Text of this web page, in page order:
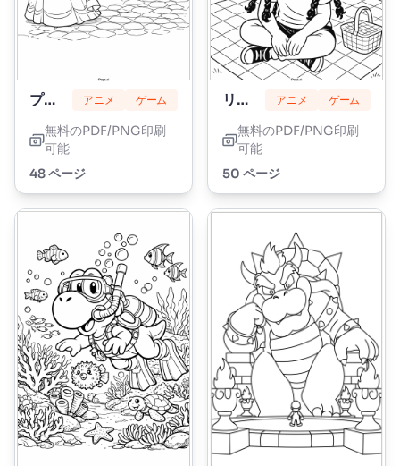
プリンセスピーチ アニメ ゲーム
無料のPDF/PNG印刷
可能
48 ページ
リリーラブブレイズ アニメ ゲーム
無料のPDF/PNG印刷
可能
50 ページ